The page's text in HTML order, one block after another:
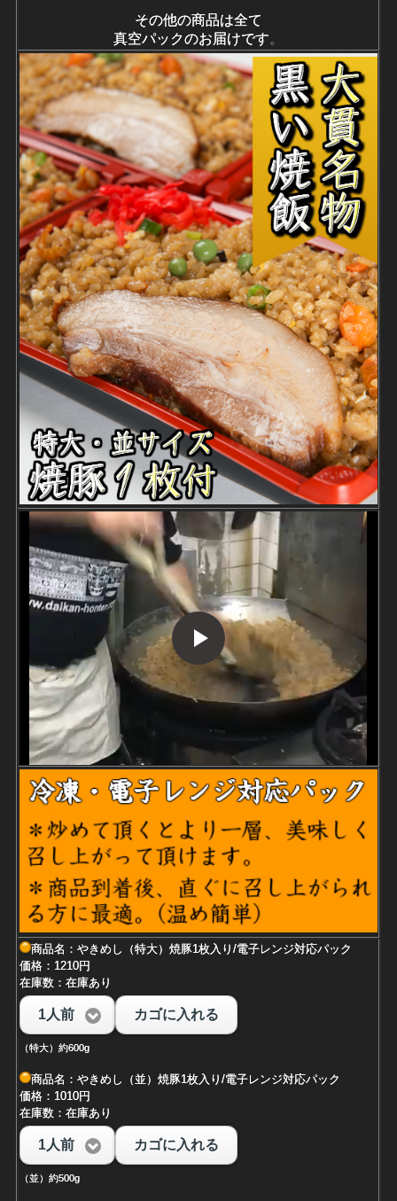
その他の商品は全て
真空パックのお届けです。
商品名：やきめし（特大）焼豚1枚入り/電子レンジ対応パック
価格：1210円
在庫数：在庫あり
1人前 カゴに入れる
（特大）約600g
商品名：やきめし（並）焼豚1枚入り/電子レンジ対応パック
価格：1010円
在庫数：在庫あり
1人前 カゴに入れる
（並）約500g